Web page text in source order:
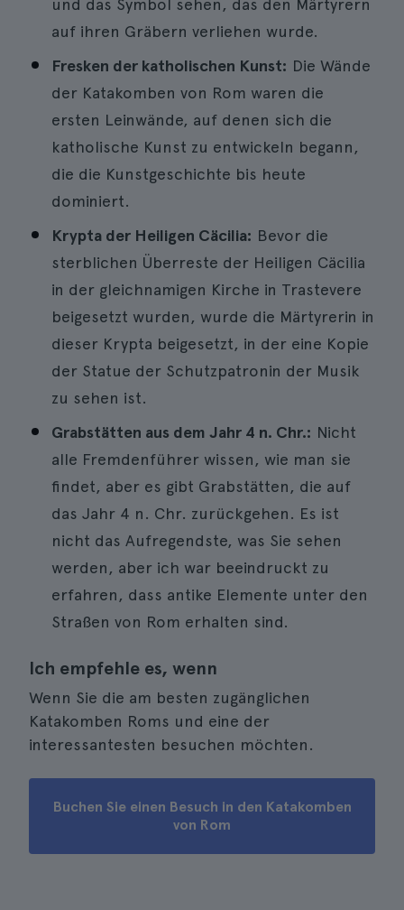
und das Symbol sehen, das den Märtyrern
auf ihren Gräbern verliehen wurde.
Fresken der katholischen Kunst: Die Wände
der Katakomben von Rom waren die
ersten Leinwände, auf denen sich die
katholische Kunst zu entwickeln begann,
die die Kunstgeschichte bis heute
dominiert.
Krypta der Heiligen Cäcilia: Bevor die
sterblichen Überreste der Heiligen Cäcilia
in der gleichnamigen Kirche in Trastevere
beigesetzt wurden, wurde die Märtyrerin in
dieser Krypta beigesetzt, in der eine Kopie
der Statue der Schutzpatronin der Musik
zu sehen ist.
Grabstätten aus dem Jahr 4 n. Chr.: Nicht
alle Fremdenführer wissen, wie man sie
findet, aber es gibt Grabstätten, die auf
das Jahr 4 n. Chr. zurückgehen. Es ist
nicht das Aufregendste, was Sie sehen
werden, aber ich war beeindruckt zu
erfahren, dass antike Elemente unter den
Straßen von Rom erhalten sind.
Ich empfehle es, wenn
Wenn Sie die am besten zugänglichen
Katakomben Roms und eine der
interessantesten besuchen möchten.
Buchen Sie einen Besuch in den Katakomben
von Rom